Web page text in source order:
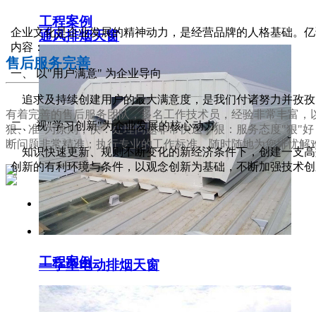
通风排烟天窗
一字型电动排烟天窗
工程案例
工程案例
03
售后服务完善
有着完善的售后服务团队，多名工作技术员，经验非常丰富，
狠、准"为原则，快：处理问题非常快速；狠：服务态度"狠"
断问题非常精准；执行专业的工作标准，随时随地为您排忧解
企业文化是企业发展的精神动力，是经营品牌的人格基础。
内容：
一、 以"用户满意" 为企业导向
追求及持续创建用户的最大满意度，是我们付诸努力并孜
二、 视"学习创新"为企业发展的核心动力
知识快速更新、规则不断变化的新经济条件下，创建一支
创新的有利环境与条件，以观念创新为基础，不断加强技术